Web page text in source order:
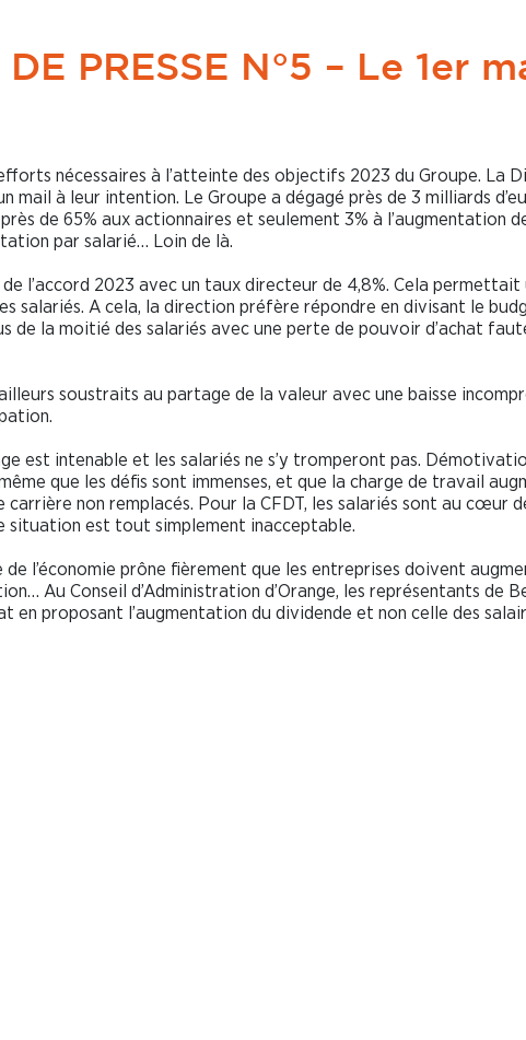
PRESSE N°5 – Le 1er
nécessaires à l’atteinte des objectifs 2023 du Groupe. La
mail à leur intention. Le Groupe a dégagé près de 3 milliards
de 65% aux actionnaires et seulement 3% à l’augmentation
par salarié… Loin de là.
l’accord 2023 avec un taux directeur de 4,8%. Cela permettait
salariés. A cela, la direction préfère répondre en divisant le
de la moitié des salariés avec une perte de pouvoir d’achat
soustraits au partage de la valeur avec une baisse
est intenable et les salariés ne s’y tromperont pas.
que les défis sont immenses, et que la charge de travail
non remplacés. Pour la CFDT, les salariés sont au cœur
situation est tout simplement inacceptable.
l’économie prône fièrement que les entreprises doivent
Au Conseil d’Administration d’Orange, les représentants de
en proposant l’augmentation du dividende et non celle des